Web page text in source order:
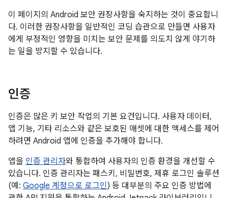
이 페이지의 Android 보안 권장사항을 숙지하는 것이 중요합니
다. 이러한 권장사항을 일반적인 코딩 습관으로 만들면 사용자
에게 부정적인 영향을 미치는 보안 문제를 의도치 않게 야기하
는 일을 방지할 수 있습니다.
인증
인증은 많은 키 보안 작업의 기본 요건입니다. 사용자 데이터,
앱 기능, 기타 리소스와 같은 보호된 애셋에 대한 액세스를 제어
하려면 Android 앱에 인증을 추가해야 합니다.
앱을 인증 관리자와 통합하여 사용자의 인증 환경을 개선할 수
있습니다. 인증 관리자는 패스키, 비밀번호, 제휴 로그인 솔루션
(예: Google 계정으로 로그인) 등 대부분의 주요 인증 방법에